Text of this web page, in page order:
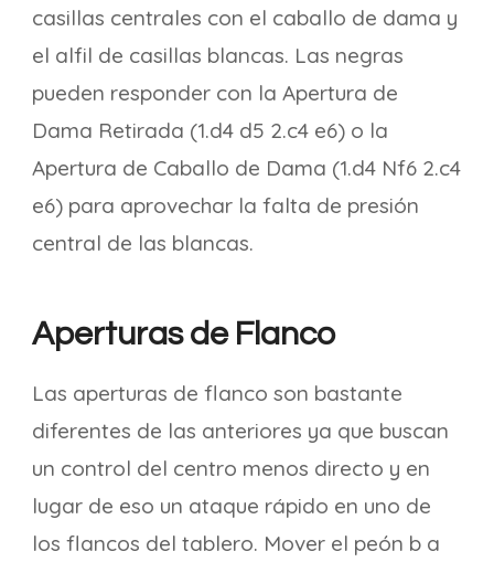
casillas centrales con el caballo de dama y
el alfil de casillas blancas. Las negras
pueden responder con la Apertura de
Dama Retirada (1.d4 d5 2.c4 e6) o la
Apertura de Caballo de Dama (1.d4 Nf6 2.c4
e6) para aprovechar la falta de presión
central de las blancas.
Aperturas de Flanco
Las aperturas de flanco son bastante
diferentes de las anteriores ya que buscan
un control del centro menos directo y en
lugar de eso un ataque rápido en uno de
los flancos del tablero. Mover el peón b a